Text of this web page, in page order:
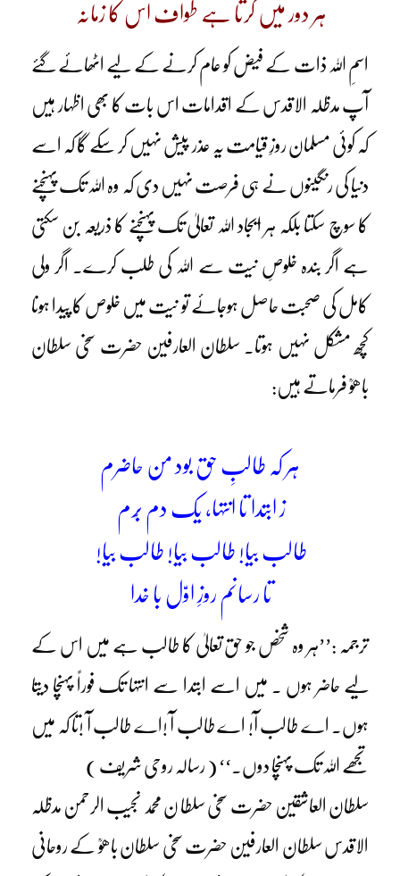
ہر دور میں کرتا ہے طواف اس کا زمانہ
اسمِ اللہ ذات کے فیض کو عام کرنے کے لیے اٹھائے گئے
آپ مدظلہ الاقدس کے اقدامات اس بات کا بھی اظہار ہیں
کہ کوئی مسلمان روزِ قیامت یہ عذر پیش نہیں کر سکے گا کہ اسے
دنیا کی رنگینوں نے ہی فرصت نہیں دی کہ وہ اللہ تک پہنچنے
کا سوچ سکتا بلکہ ہر ایجاد اللہ تعالیٰ تک پہنچنے کا ذریعہ بن سکتی
ہے اگر بندہ خلوصِ نیت سے اللہ کی طلب کرے۔ اگر ولی
کامل کی صحبت حاصل ہوجائے تو نیت میں خلوص کا پیدا ہونا
کچھ مشکل نہیں ہوتا۔ سلطان العارفین حضرت سخی سلطان
باھوؒ فرماتے ہیں:
ہر کہ طالبِ حق بود من حاضرم
ز ابتدا تا انتہا، یک دم بُرم
طالب بیا! طالب بیا! طالب بیا!
تا رسانم روزِ اوّل با خدا
ترجمہ :’’ہر وہ شخص جو حق تعالیٰ کا طالب ہے میں اس کے
لیے حاضر ہوں ۔ میں اسے ابتدا سے انتہا تک فوراً پہنچا دیتا
ہوں۔ اے طالب آ! اے طالب آ !اے طالب آ !تا کہ میں
تجھے اللہ تک پہنچا دوں۔‘‘ ( رسالہ روحی شریف )
سلطان العاشقین حضرت سخی سلطا ن محمد نجیب الرحمن مدظلہ
الاقدس سلطان العارفین حضرت سخی سلطان باھوؒ کے روحانی